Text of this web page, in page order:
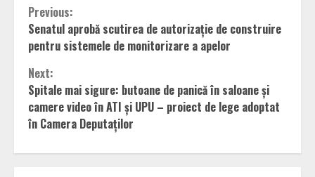
Continue
Reading
Previous:
Senatul aprobă scutirea de autorizație de construire
pentru sistemele de monitorizare a apelor
Next:
Spitale mai sigure: butoane de panică în saloane și
camere video în ATI și UPU – proiect de lege adoptat
în Camera Deputaților